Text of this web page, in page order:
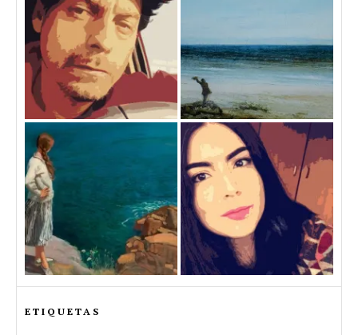
ETIQUETAS